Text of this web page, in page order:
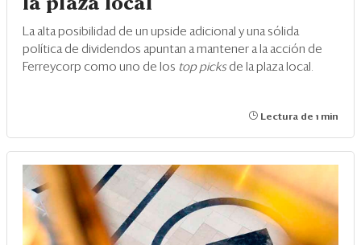
la plaza local
La alta posibilidad de un upside adicional y una sólida
política de dividendos apuntan a mantener a la acción de
Ferreycorp como uno de los top picks de la plaza local.
Lectura de 1 min